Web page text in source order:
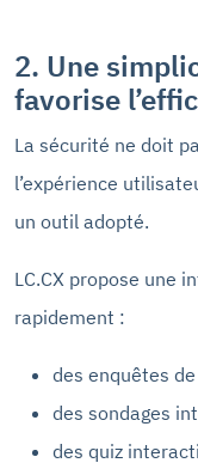
2. Une
favorise
La sécurité ne doit
l’expérience
un outil adopté.
LC.CX propose une
rapidement :
des enquêtes
des sondages
des quiz